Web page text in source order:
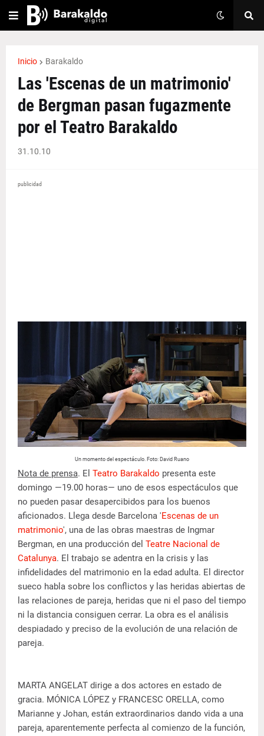
Inicio Barakaldo
Las 'Escenas de un matrimonio'
de Bergman pasan fugazmente
por el Teatro Barakaldo
31.10.10
publicidad
Un momento del espectáculo. Foto: David Ruano
Nota de prensa. El Teatro Barakaldo presenta este
domingo —19.00 horas— uno de esos espectáculos que
no pueden pasar desapercibidos para los buenos
aficionados. Llega desde Barcelona 'Escenas de un
matrimonio', una de las obras maestras de Ingmar
Bergman, en una producción del Teatre Nacional de
Catalunya. El trabajo se adentra en la crisis y las
infidelidades del matrimonio en la edad adulta. El director
sueco habla sobre los conflictos y las heridas abiertas de
las relaciones de pareja, heridas que ni el paso del tiempo
ni la distancia consiguen cerrar. La obra es el análisis
despiadado y preciso de la evolución de una relación de
pareja.
MARTA ANGELAT dirige a dos actores en estado de
gracia. MÓNICA LÓPEZ y FRANCESC ORELLA, como
Marianne y Johan, están extraordinarios dando vida a una
pareja, aparentemente perfecta al comienzo de la función,